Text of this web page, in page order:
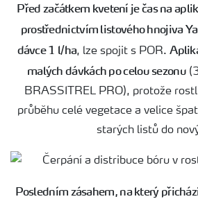
Před začátkem kvetení je čas na
prostřednictvím listového hnojiva
dávce 1 l/ha, lze spojit s POR.
malých dávkách po celou sezonu
BRASSITREL PRO), protože
průběhu celé vegetace a velice
starých listů do
Posledním zásahem, na který